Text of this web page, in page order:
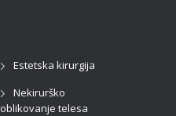
Estetska kirurgija
Nekirurško
oblikovanje telesa